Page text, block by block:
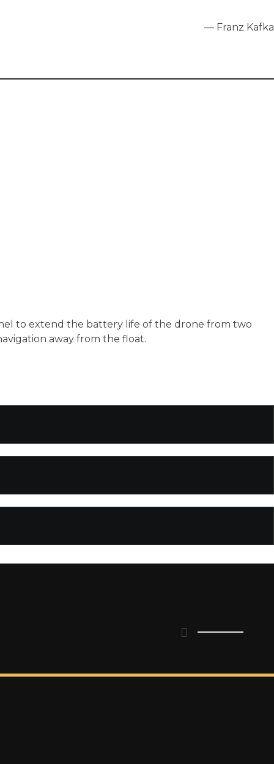
— Franz Kafka
to extend the battery life of the drone from two
away from the float.